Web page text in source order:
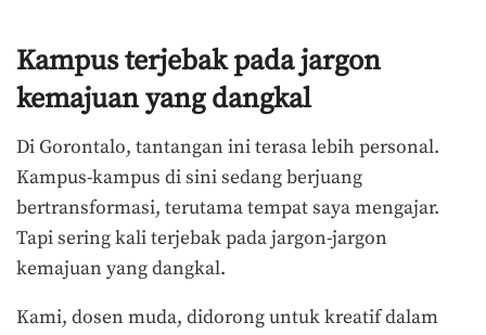
Kampus terjebak pada jargon
kemajuan yang dangkal
Di Gorontalo, tantangan ini terasa lebih personal.
Kampus-kampus di sini sedang berjuang
bertransformasi, terutama tempat saya mengajar.
Tapi sering kali terjebak pada jargon-jargon
kemajuan yang dangkal.
Kami, dosen muda, didorong untuk kreatif dalam